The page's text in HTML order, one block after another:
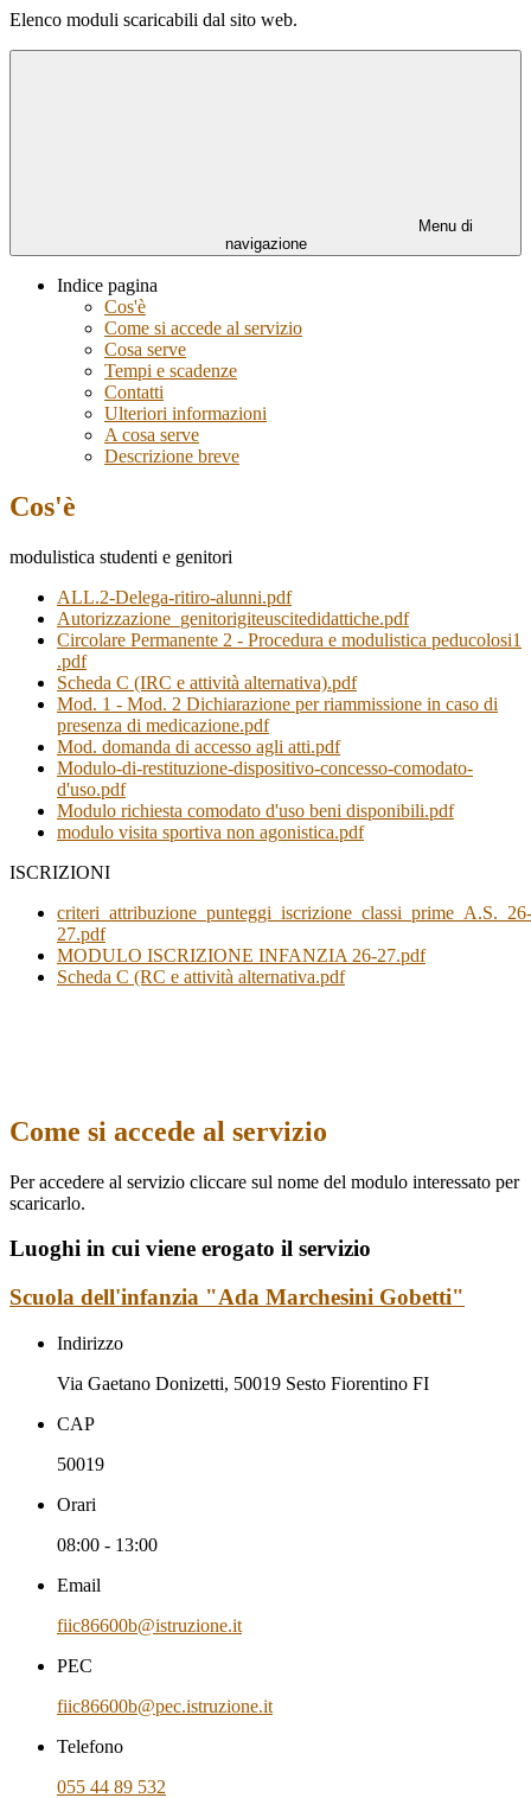
Elenco moduli scaricabili dal sito web.
Menu di
navigazione
Indice pagina
Cos'è
Come si accede al servizio
Cosa serve
Tempi e scadenze
Contatti
Ulteriori informazioni
A cosa serve
Descrizione breve
Cos'è
modulistica studenti e genitori
ALL.2-Delega-ritiro-alunni.pdf
Autorizzazione_genitorigiteuscitedidattiche.pdf
Circolare Permanente 2 - Procedura e modulistica peducolosi1
.pdf
Scheda C (IRC e attività alternativa).pdf
Mod. 1 - Mod. 2 Dichiarazione per riammissione in caso di
presenza di medicazione.pdf
Mod. domanda di accesso agli atti.pdf
Modulo-di-restituzione-dispositivo-concesso-comodato-
d'uso.pdf
Modulo richiesta comodato d'uso beni disponibili.pdf
modulo visita sportiva non agonistica.pdf
ISCRIZIONI
criteri_attribuzione_punteggi_iscrizione_classi_prime_A.S._26-
27.pdf
MODULO ISCRIZIONE INFANZIA 26-27.pdf
Scheda C (RC e attività alternativa.pdf
Come si accede al servizio
Per accedere al servizio cliccare sul nome del modulo interessato per
scaricarlo.
Luoghi in cui viene erogato il servizio
Scuola dell'infanzia "Ada Marchesini Gobetti"
Indirizzo
Via Gaetano Donizetti, 50019 Sesto Fiorentino FI
CAP
50019
Orari
08:00 - 13:00
Email
fiic86600b@istruzione.it
PEC
fiic86600b@pec.istruzione.it
Telefono
055 44 89 532